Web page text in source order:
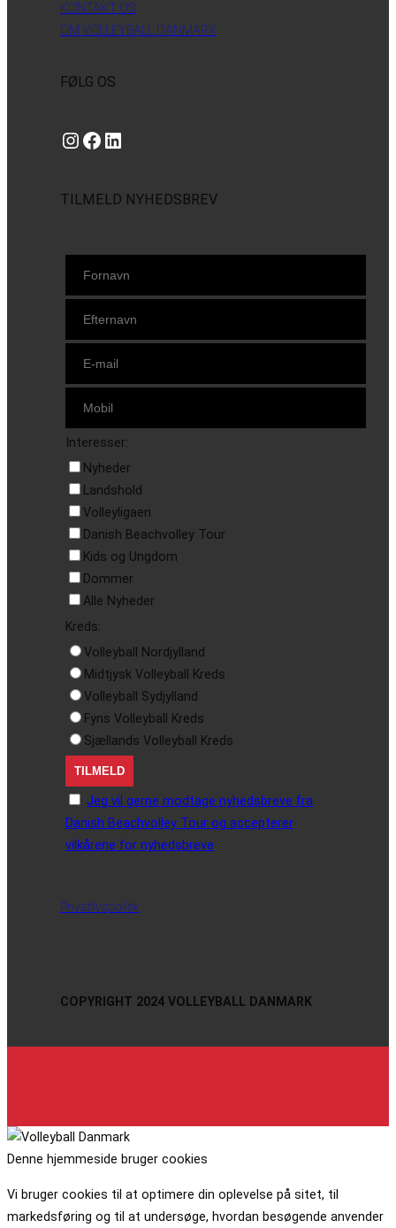
KONTAKT OS
OM VOLLEYBALL DANMARK
FØLG OS
Instagram https://www.facebook.com/danishbeachvolleytour LinkedIn
TILMELD NYHEDSBREV
Interesser:
Nyheder
Landshold
Volleyligaen
Danish Beachvolley Tour
Kids og Ungdom
Dommer
Alle Nyheder
Kreds:
Volleyball Nordjylland
Midtjysk Volleyball Kreds
Volleyball Sydjylland
Fyns Volleyball Kreds
Sjællands Volleyball Kreds
Jeg vil gerne modtage nyhedsbreve fra
Danish Beachvolley Tour og accepterer
vilkårene for nyhedsbreve
Privatlivspolitik
COPYRIGHT 2024 VOLLEYBALL DANMARK
Denne hjemmeside bruger cookies
Vi bruger cookies til at optimere din oplevelse på sitet, til
markedsføring og til at undersøge, hvordan besøgende anvender